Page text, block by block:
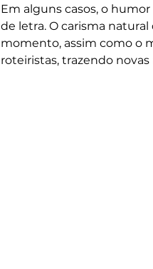
Em alguns casos, o
de letra. O carisma
momento, assim como o
roteiristas, trazendo